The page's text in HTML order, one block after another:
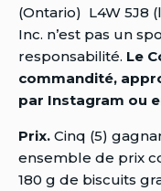
(Ontario) L4W 5J8
Inc. n’est pas un
responsabilité. Le
commandité,
par Instagram ou
Prix. Cinq (5)
ensemble de prix
180 g de biscuits